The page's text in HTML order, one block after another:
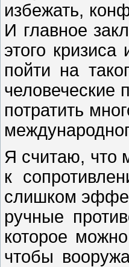
избежать,
И главное
этого
пойти на
человеческие
потратить
Я считаю, что
к
слишком
ручные
которое
чтобы